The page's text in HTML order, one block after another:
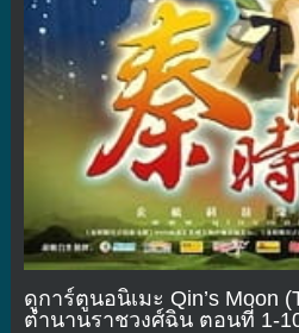
ดูการ์ตูนอนิเมะ Qin’s Moon
ตำนานราชวงศ์ฉิน ตอนที่ 1-